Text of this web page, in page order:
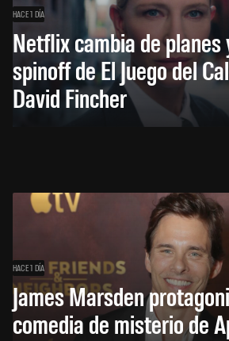
HACE 1 DÍA
Netflix cambia de planes
spinoff de El Juego del
David Fincher
HACE 1 DÍA
James Marsden
comedia de misterio de